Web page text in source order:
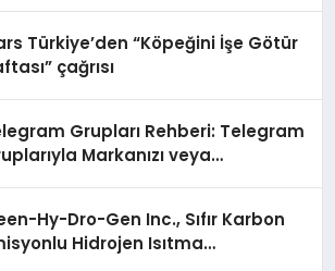
Türkiye’den “Köpeğini İşe Götür
çağrısı
Grupları Rehberi: Telegram
Markanızı veya
Hy-Dro-Gen Inc., Sıfır Karbon
Hidrojen Isıtma